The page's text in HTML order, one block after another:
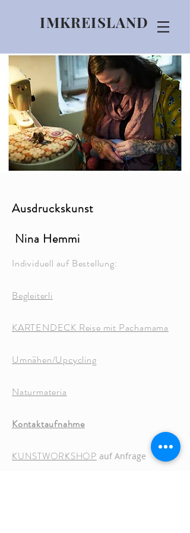
IMKREISLAND
Ausdruckskunst
Nina Hemmi
Individuell auf Bestellung:
Begleiterli
KARTENDECK Reise mit Pachamama
Umnähen/Upcycling
Naturmateria
Kontaktaufnahme
KUNSTWORKSHOP auf Anfrage